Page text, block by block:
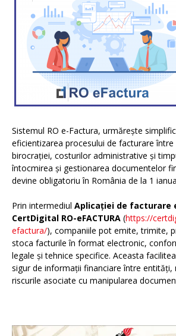
Sistemul RO e-Factura, urmărește
eficientizarea procesului de facturare
birocrației, costurilor administrative și
întocmirea și gestionarea documentelor
devine obligatoriu în România de la 1
Prin intermediul Aplicației de facturare
CertDigital RO-eFACTURA (https://
efactura/), companiile pot emite, trimite,
stoca facturile în format electronic,
legale și tehnice specifice. Aceasta
sigur de informații financiare între entități,
riscurile asociate cu manipularea